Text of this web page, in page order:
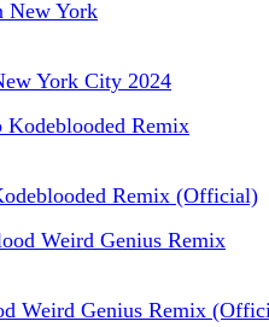
York City 2024
Remix (Official)
Weird Genius Remix